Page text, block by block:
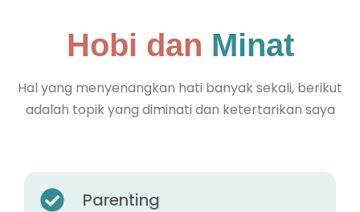
Hobi dan Minat
Hal yang menyenangkan hati banyak sekali, berikut
adalah topik yang diminati dan ketertarikan saya
Parenting